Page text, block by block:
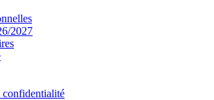
2027
confidentialité